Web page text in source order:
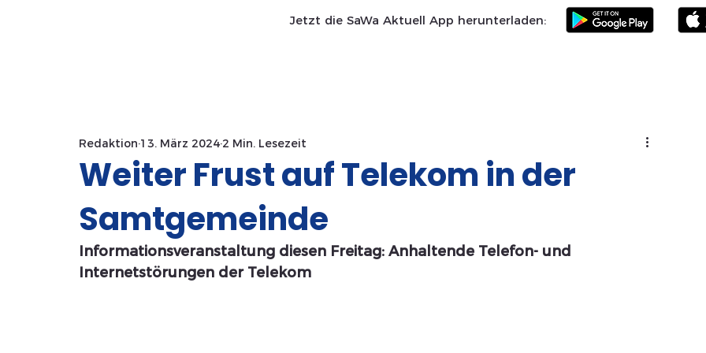
Jetzt die SaWa Aktuell App herunterladen:
Weiter Frust auf Telekom in der
Samtgemeinde
Redaktion 13. März 2024 2 Min. Lesezeit
Informationsveranstaltung diesen Freitag: Anhaltende Telefon- und
Internetstörungen der Telekom